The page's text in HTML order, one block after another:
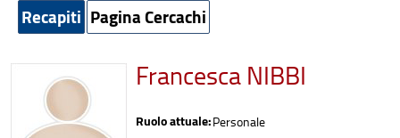
Recapiti Pagina Cercachi
Francesca NIBBI
Ruolo attuale:Personale